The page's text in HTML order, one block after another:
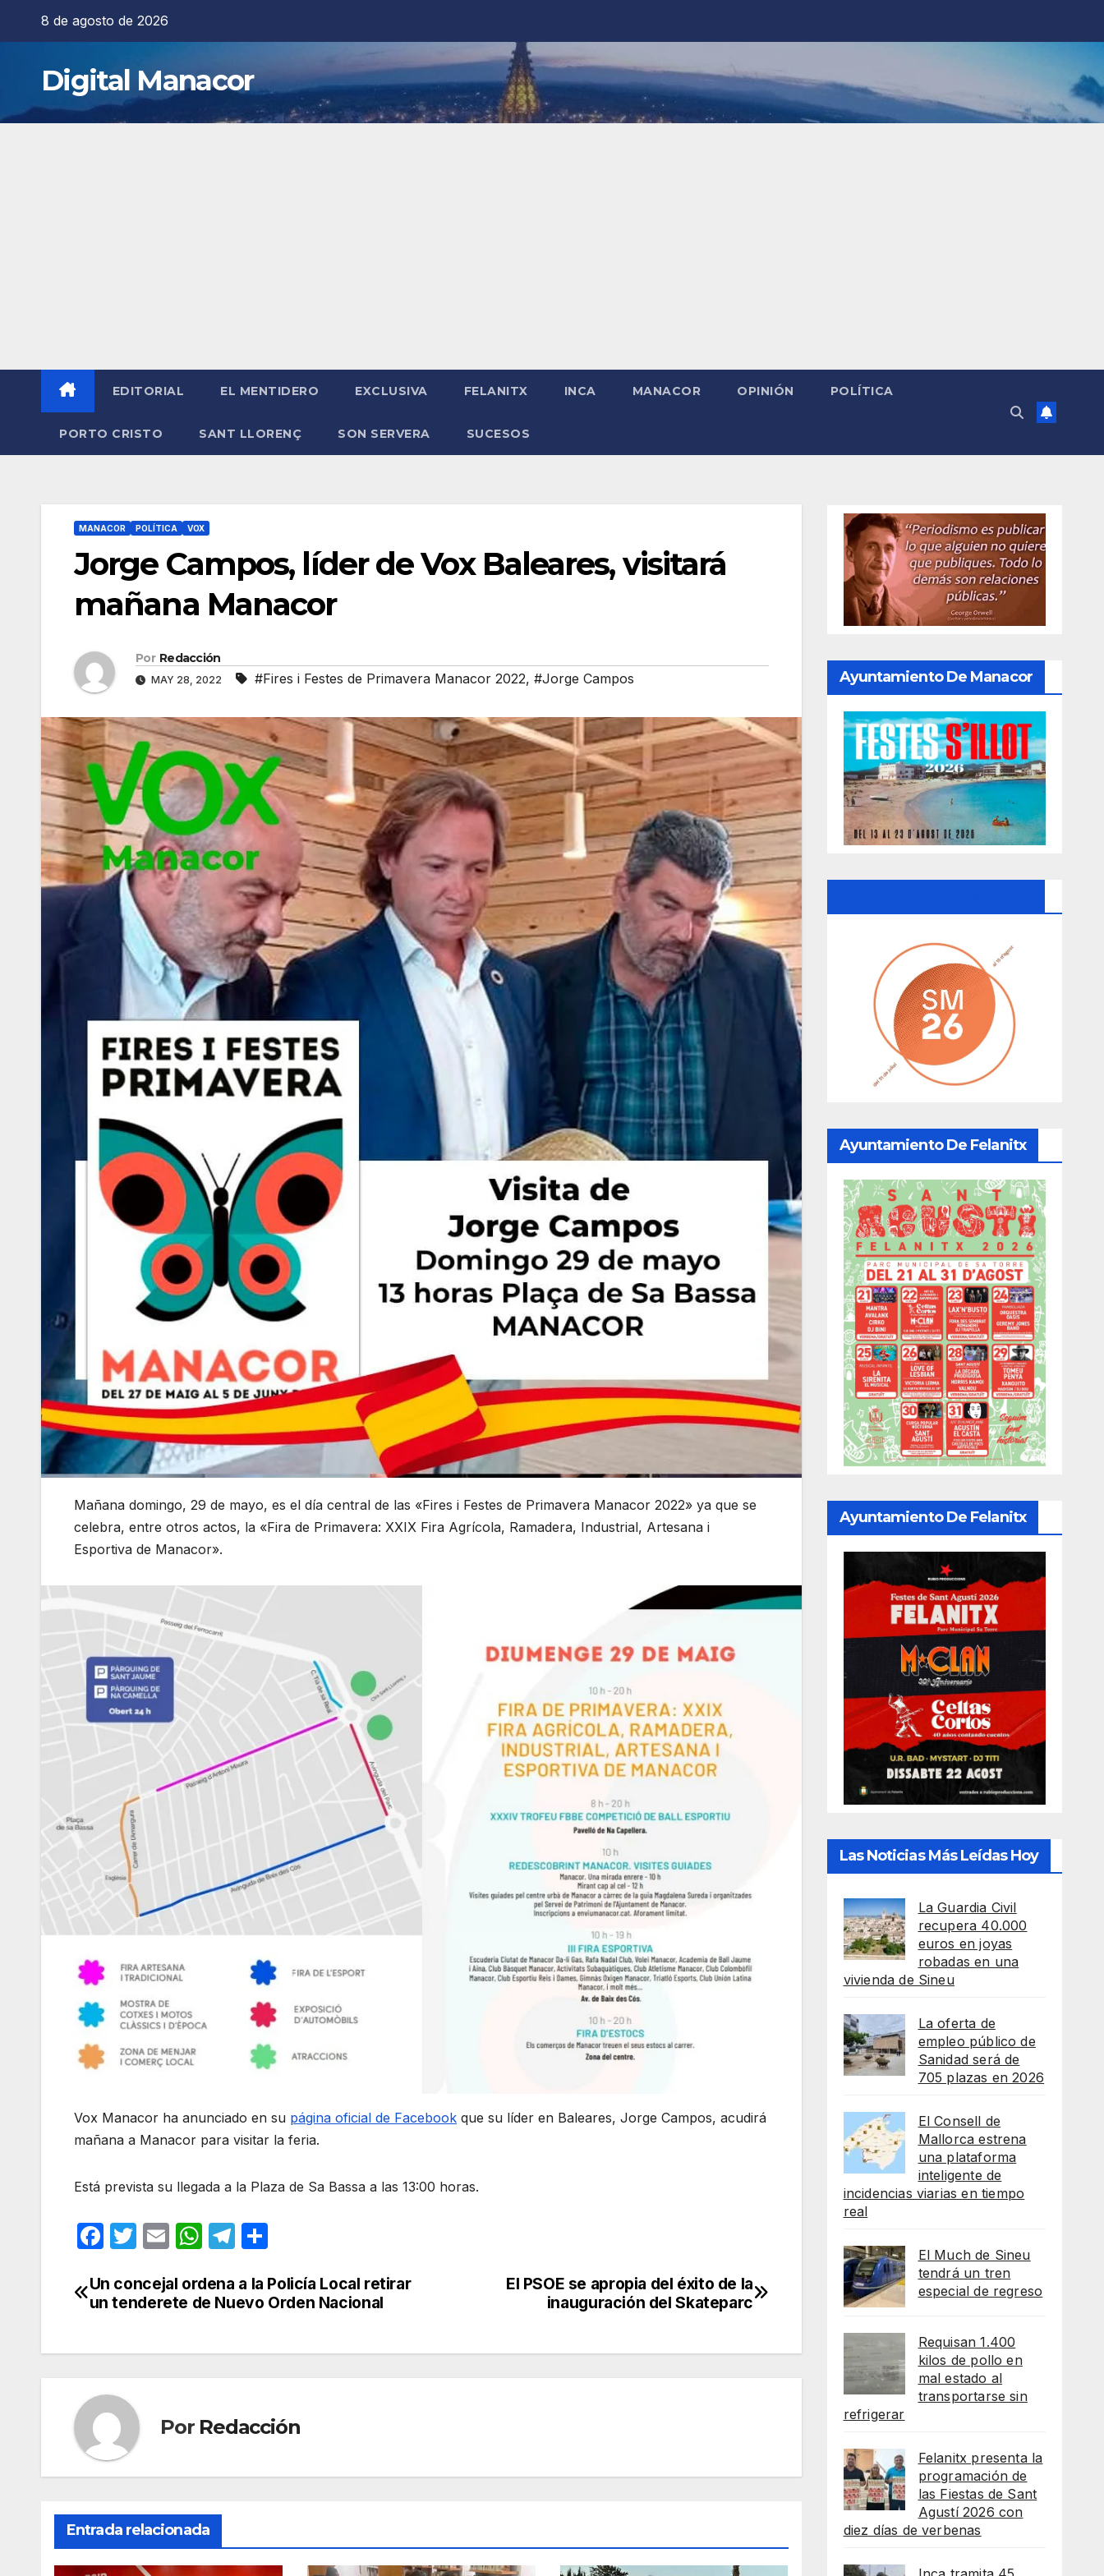
8 de agosto de 2026
Digital Manacor
EDITORIAL EL MENTIDERO EXCLUSIVA FELANITX INCA MANACOR OPINIÓN POLÍTICA
PORTO CRISTO SANT LLORENÇ SON SERVERA SUCESOS
MANACOR POLÍTICA VOX
Jorge Campos, líder de Vox Baleares, visitará
mañana Manacor
Por Redacción
MAY 28, 2022 #Fires i Festes de Primavera Manacor 2022, #Jorge Campos
Mañana domingo, 29 de mayo, es el día central de las «Fires i Festes de Primavera Manacor 2022» ya que se
celebra, entre otros actos, la «Fira de Primavera: XXIX Fira Agrícola, Ramadera, Industrial, Artesana i
Esportiva de Manacor».
Vox Manacor ha anunciado en su página oficial de Facebook que su líder en Baleares, Jorge Campos, acudirá
mañana a Manacor para visitar la feria.
Está prevista su llegada a la Plaza de Sa Bassa a las 13:00 horas.
F
c
e
o
k
T
itt
er
E
ail
W
at
s
T
e
gr
m
p
Navegación
entradas
El PSOE se apropia del éxito de la
inauguración del Skateparc
Un concejal ordena a la Policía Local retirar
un tenderete de Nuevo Orden Nacional
Por Redacción
Entrada relacionada
Ayuntamiento De Manacor
Ayuntamiento De Felanitx
Ayuntamiento De Felanitx
Las Noticias Más Leídas Hoy
La Guardia Civil
recupera 40.000
euros en joyas
robadas en una
vivienda de Sineu
La oferta de
empleo público de
Sanidad será de
705 plazas en 2026
El Consell de
Mallorca estrena
una plataforma
inteligente de
incidencias viarias en tiempo
real
El Much de Sineu
tendrá un tren
especial de regreso
Requisan 1.400
kilos de pollo en
mal estado al
transportarse sin
refrigerar
Felanitx presenta la
programación de
las Fiestas de Sant
Agustí 2026 con
diez días de verbenas